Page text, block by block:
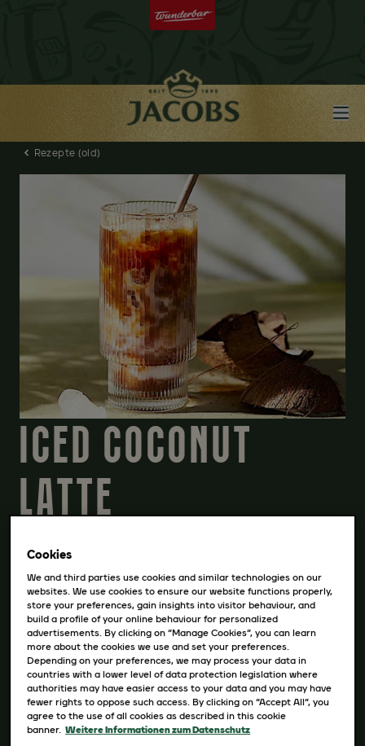
Rezepte (old)
ICED COCONUT
LATTE
Aromen von Kaffee und Kokosmilch zu einer
erfrischenden und cremigen Mischung.
REZEPT HERUNTERLADEN
Zutaten
40 ml JACOBS Filterkaffee
200 ml Kokosmilch
Cookies
We and third parties use cookies and similar technologies on our
websites. We use cookies to ensure our website functions properly,
store your preferences, gain insights into visitor behaviour, and
build a profile of your online behaviour for personalized
advertisements. By clicking on “Manage Cookies”, you can learn
more about the cookies we use and set your preferences.
Depending on your preferences, we may process your data in
countries with a lower level of data protection legislation where
authorities may have easier access to your data and you may have
fewer rights to oppose such access. By clicking on “Accept All”, you
agree to the use of all cookies as described in this cookie
banner. Weitere Informationen zum Datenschutz